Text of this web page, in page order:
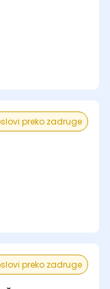
preko zadruge
preko zadruge